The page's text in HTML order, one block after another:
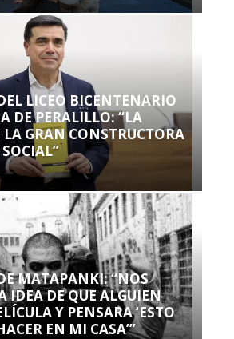
LICEO BICENTENARIO
DE PERALILLO: “LA
LA GRAN CONSTRUCTORA
MATAPANKI: “NOS
IDEA DE QUE ALGUIEN
Y PENSARA ‘ESTO
EN MI CASA’”